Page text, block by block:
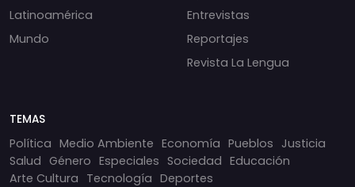
Latinoamérica
Mundo
Entrevistas
Reportajes
Revista La Lengua
TEMAS
Política Medio Ambiente Economía Pueblos Justicia
Salud Género Especiales Sociedad Educación
Arte Cultura Tecnología Deportes